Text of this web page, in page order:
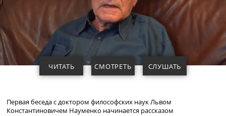
ЧИТАТЬ СМОТРЕТЬ СЛУШАТЬ
Первая беседа с доктором философских наук Львом
Константиновичем Науменко начинается рассказом